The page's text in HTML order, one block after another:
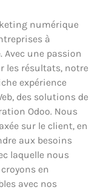
numérique
à
Avec une passion
les résultats, notre
expérience
des solutions de
Odoo. Nous
sur le client, en
aux besoins
laquelle nous
en
avec nos